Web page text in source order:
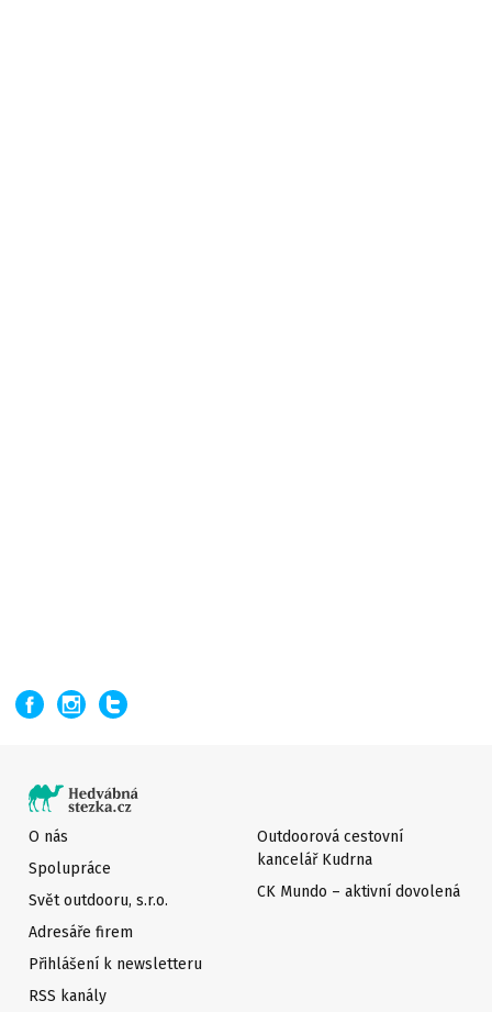
O nás
Spolupráce
Svět outdooru, s.r.o.
Adresáře firem
Přihlášení k newsletteru
Outdoorová cestovní
kancelář Kudrna
CK Mundo – aktivní dovolená
RSS kanály